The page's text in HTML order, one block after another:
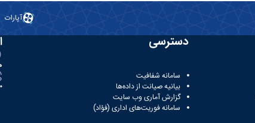
آپارات
دسترسی
سامانه شفافیت
بیانیه صیانت از داده‌ها
گزارش آماری وب‌ سایت
سامانه فوریت‌های اداری (فؤاد)